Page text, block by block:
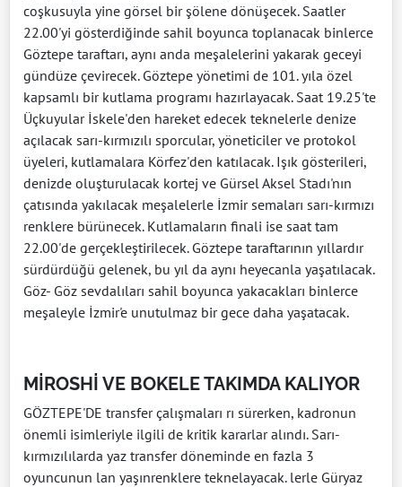
coşkusuyla yine görsel bir şölene dönüşecek. Saatler
22.00'yi gösterdiğinde sahil boyunca toplanacak binlerce
Göztepe taraftarı, aynı anda meşalelerini yakarak geceyi
gündüze çevirecek. Göztepe yönetimi de 101. yıla özel
kapsamlı bir kutlama programı hazırlayacak. Saat 19.25'te
Üçkuyular İskele'den hareket edecek teknelerle denize
açılacak sarı-kırmızılı sporcular, yöneticiler ve protokol
üyeleri, kutlamalara Körfez'den katılacak. Işık gösterileri,
denizde oluşturulacak kortej ve Gürsel Aksel Stadı'nın
çatısında yakılacak meşalelerle İzmir semaları sarı-kırmızı
renklere bürünecek. Kutlamaların finali ise saat tam
22.00'de gerçekleştirilecek. Göztepe taraftarının yıllardır
sürdürdüğü gelenek, bu yıl da aynı heyecanla yaşatılacak.
Göz- Göz sevdalıları sahil boyunca yakacakları binlerce
meşaleyle İzmir'e unutulmaz bir gece daha yaşatacak.
MİROSHİ VE BOKELE TAKIMDA KALIYOR
GÖZTEPE'DE transfer çalışmaları rı sürerken, kadronun
önemli isimleriyle ilgili de kritik kararlar alındı. Sarı-
kırmızılılarda yaz transfer döneminde en fazla 3
oyuncunun lan yaşınrenklere teknelayacak. lerle Güryaz